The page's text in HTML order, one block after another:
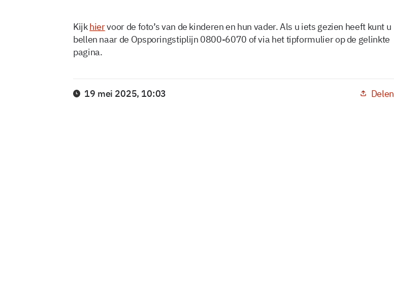
Kijkhiervoor de foto’s van de kinderen en hun vader. Als u iets gezien heeft kunt u
bellen naar de Opsporingstiplijn 0800-6070 of via het tipformulier op de gelinkte
pagina.
19 mei 2025, 10:03 Delen